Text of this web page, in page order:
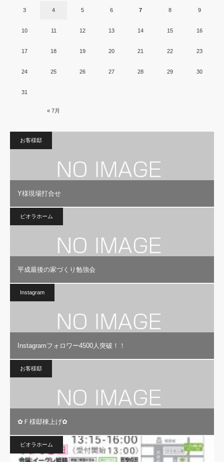
« 7月
3 4 5 6 7 8 9
10 11 12 13 14 15 16
17 18 19 20 21 22 23
24 25 26 27 28 29 30
31
お客様邸
Y様現場打合せ
ビオラホーム
平成最後の家づくり勉強会
Instagram
Instagramフォロワー4500人突破！！
お客様邸
✿Ｆ様邸棟上げ✿
ビオラホーム